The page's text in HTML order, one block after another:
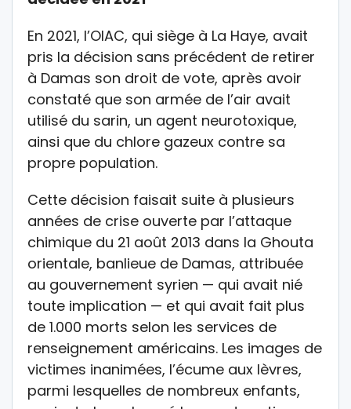
En 2021, l’OIAC, qui siège à La Haye, avait
pris la décision sans précédent de retirer
à Damas son droit de vote, après avoir
constaté que son armée de l’air avait
utilisé du sarin, un agent neurotoxique,
ainsi que du chlore gazeux contre sa
propre population.
Cette décision faisait suite à plusieurs
années de crise ouverte par l’attaque
chimique du 21 août 2013 dans la Ghouta
orientale, banlieue de Damas, attribuée
au gouvernement syrien — qui avait nié
toute implication — et qui avait fait plus
de 1.000 morts selon les services de
renseignement américains. Les images de
victimes inanimées, l’écume aux lèvres,
parmi lesquelles de nombreux enfants,